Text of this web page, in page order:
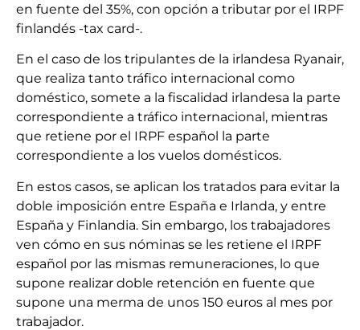
en fuente del 35%, con opción a tributar por el IRPF
finlandés -tax card-.
En el caso de los tripulantes de la irlandesa Ryanair,
que realiza tanto tráfico internacional como
doméstico, somete a la fiscalidad irlandesa la parte
correspondiente a tráfico internacional, mientras
que retiene por el IRPF español la parte
correspondiente a los vuelos domésticos.
En estos casos, se aplican los tratados para evitar la
doble imposición entre España e Irlanda, y entre
España y Finlandia. Sin embargo, los trabajadores
ven cómo en sus nóminas se les retiene el IRPF
español por las mismas remuneraciones, lo que
supone realizar doble retención en fuente que
supone una merma de unos 150 euros al mes por
trabajador.